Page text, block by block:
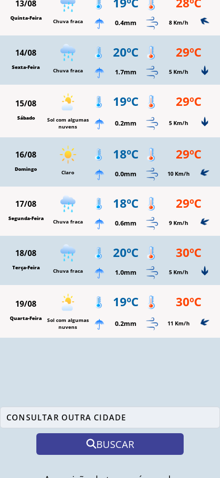
13/08
Quinta-Feira Chuva fraca 0.4mm 8 Km/h
14/08
Sexta-Feira Chuva fraca
20ºC 29ºC
1.7mm 5 Km/h
15/08
Sábado
Sol com algumas
nuvens
19ºC 29ºC
0.2mm 5 Km/h
16/08
Domingo Claro
18ºC 29ºC
0.0mm 10 Km/h
17/08
Segunda-Feira Chuva fraca
18ºC 29ºC
0.6mm 9 Km/h
18/08
Terça-Feira Chuva fraca
20ºC 30ºC
1.0mm 5 Km/h
19/08
Quarta-Feira
Sol com algumas
nuvens
19ºC 30ºC
0.2mm 11 Km/h
BUSCAR